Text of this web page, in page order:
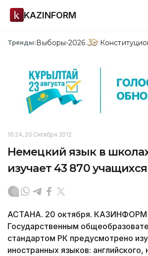
KAZINFORM
Тренды:Выборы-2026
16:24, 20 Октября 2012
Немецкий язык в
изучает 43 870 учащихся
АСТАНА. 20 октября. КАЗИНФОРМ
Государственным
стандартом РК предусмотрено
иностранных языков: английского,